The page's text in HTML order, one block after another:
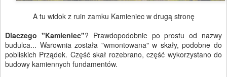
A tu widok z ruin zamku Kamieniec w drugą stronę
Dlaczego "Kamieniec"? Prawdopodobnie po prostu od nazwy
budulca... Warownia została "wmontowana" w skały, podobne do
pobliskich Prządek. Część skał rozebrano, część wykorzystano do
budowy kamiennych fundamentów.